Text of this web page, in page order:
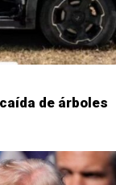
de árboles